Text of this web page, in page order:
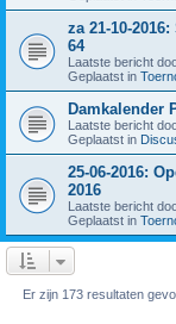
za 21-10-
64
Laatste bericht
Geplaatst in
Damkalender
Laatste bericht
Geplaatst in
25-06-2016:
2016
Laatste bericht
Geplaatst in
Er zijn 173 resultaten